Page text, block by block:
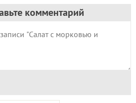
комментарий